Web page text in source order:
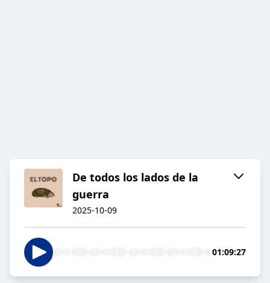
De todos los lados de la
guerra
2025-10-09
01:09:27